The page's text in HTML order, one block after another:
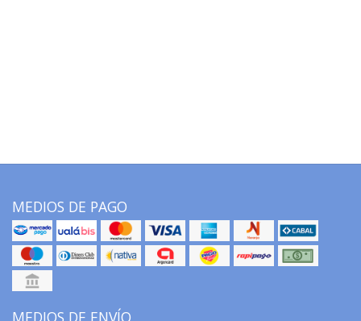
MEDIOS DE PAGO
MEDIOS DE ENVÍO